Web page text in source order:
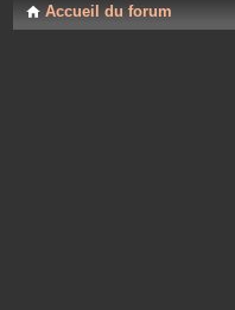
Accueil du forum